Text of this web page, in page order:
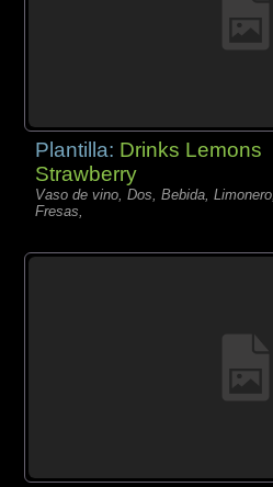
Plantilla: Drinks Lemons
Strawberry
Vaso de vino, Dos, Bebida, Limonero,
Fresas,